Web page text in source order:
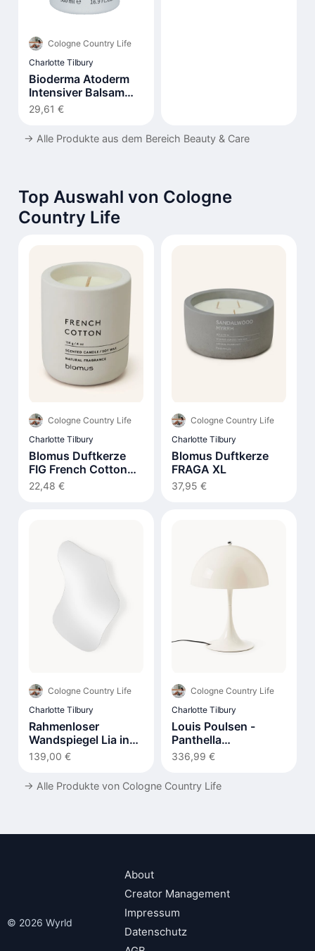
Cologne Country Life
Charlotte Tilbury
Bioderma Atoderm
Intensiver Balsam
500ml
29,61 €
→ Alle Produkte aus dem Bereich Beauty & Care
Top Auswahl von Cologne
Country Life
Cologne Country Life
Charlotte Tilbury
Blomus Duftkerze
FIG French Cotton
290g
22,48 €
Cologne Country Life
Charlotte Tilbury
Blomus Duftkerze
FRAGA XL
37,95 €
Cologne Country Life
Charlotte Tilbury
Rahmenloser
Wandspiegel Lia in
organischer Form
139,00 €
Cologne Country Life
Charlotte Tilbury
Louis Poulsen -
Panthella
Tischleuchte 320
336,99 €
→ Alle Produkte von Cologne Country Life
© 2026 Wyrld
About
Creator Management
Impressum
Datenschutz